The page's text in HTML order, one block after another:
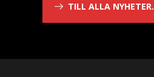
TILL ALLA NYHETER.